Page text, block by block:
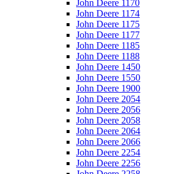
John Deere 1170
John Deere 1174
John Deere 1175
John Deere 1177
John Deere 1185
John Deere 1188
John Deere 1450
John Deere 1550
John Deere 1900
John Deere 2054
John Deere 2056
John Deere 2058
John Deere 2064
John Deere 2066
John Deere 2254
John Deere 2256